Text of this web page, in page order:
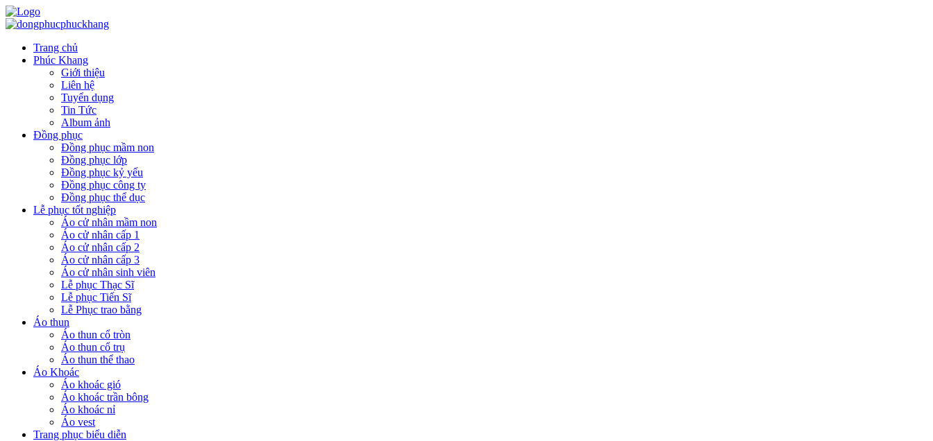
Trang chủ
Phúc Khang
Giới thiệu
Liên hệ
Tuyển dụng
Tin Tức
Album ảnh
Đồng phục
Đồng phục mầm non
Đồng phục lớp
Đồng phục kỷ yếu
Đồng phục công ty
Đồng phục thể dục
Lễ phục tốt nghiệp
Áo cử nhân mầm non
Áo cử nhân cấp 1
Áo cử nhân cấp 2
Áo cử nhân cấp 3
Áo cử nhân sinh viên
Lễ phục Thạc Sĩ
Lễ phục Tiến Sĩ
Lễ Phục trao bằng
Áo thun
Áo thun cổ tròn
Áo thun cổ trụ
Áo thun thể thao
Áo Khoác
Áo khoác gió
Áo khoác trần bông
Áo khoác nỉ
Áo vest
Trang phục biểu diễn